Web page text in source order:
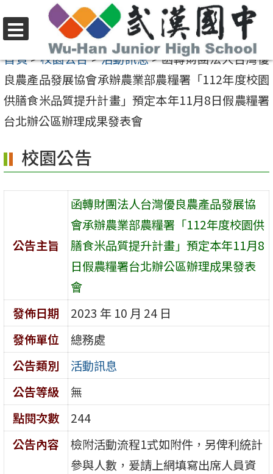
至
要
內
容
選
單
首頁>校園公告>活動訊息>函轉財團法人台灣優
良農產品發展協會承辦農業部農糧署「112年度校園
供膳食米品質提升計畫」預定本年11月8日假農糧署
台北辦公區辦理成果發表會
校園公告
公告主旨
函轉財團法人台灣優良農產品發展協
會承辦農業部農糧署「112年度校園供
膳食米品質提升計畫」預定本年11月8
日假農糧署台北辦公區辦理成果發表
會
發佈日期
2023 年 10 月 24 日
發佈單位
總務處
公告類別
活動訊息
公告等級
無
點閱次數
244
公告內容
檢附活動流程1式如附件，另俾利統計
參與人數，爰請上網填寫出席人員資